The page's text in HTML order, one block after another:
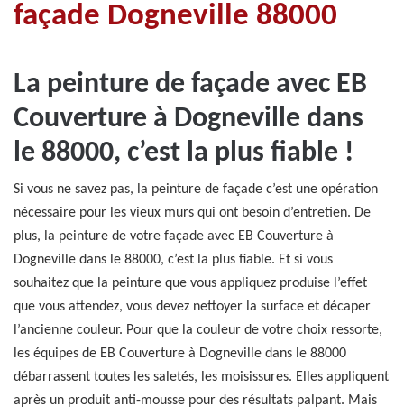
façade Dogneville 88000
La peinture de façade avec EB
Couverture à Dogneville dans
le 88000, c’est la plus fiable !
Si vous ne savez pas, la peinture de façade c’est une opération
nécessaire pour les vieux murs qui ont besoin d’entretien. De
plus, la peinture de votre façade avec EB Couverture à
Dogneville dans le 88000, c’est la plus fiable. Et si vous
souhaitez que la peinture que vous appliquez produise l’effet
que vous attendez, vous devez nettoyer la surface et décaper
l’ancienne couleur. Pour que la couleur de votre choix ressorte,
les équipes de EB Couverture à Dogneville dans le 88000
débarrassent toutes les saletés, les moisissures. Elles appliquent
après un produit anti-mousse pour des résultats palpant. Mais